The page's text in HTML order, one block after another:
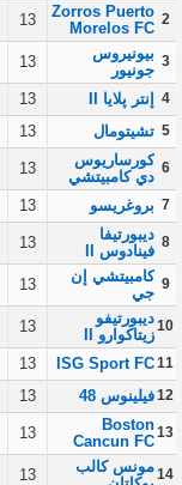
2
Zorros Puerto
Morelos FC
13
3 بيونيروس
جونيور
13
4 إنتر پلايا II 13
5 تشيتومال 13
6 كورساريوس
دي كامبيتشي
13
7 بروغريسو 13
8 ديبورتيفا
فينادوس II
13
9 كامبيتشي إن
جي
13
10ديبورتيفو
زيتاكوارو II
13
11
ISG Sport FC
13
12فيلينوس 48 13
13
Boston
Cancun FC
13
14مونس كالب
13